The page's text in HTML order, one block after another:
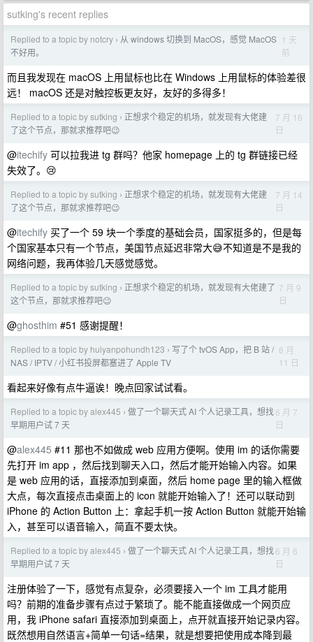
sutking's recent replies
Replied to a topic by notcry › 从 windows 切换到 MacOS，感觉 MacOS
不好用。
1 天
前
而且我发现在 macOS 上用鼠标也比在 Windows 上用鼠标的体验差很
远！ macOS 还是对触控板更友好，友好的多得多！
Replied to a topic by sutking › 正想求个稳定的机场，就发现有大佬建
了这个节点，那就求推荐吧😉
7 月 16
日
@itechify 可以拉我进 tg 群吗？他家 homepage 上的 tg 群链接已经
失效了。😢
Replied to a topic by sutking › 正想求个稳定的机场，就发现有大佬建
了这个节点，那就求推荐吧😉
7 月 14
日
@itechify 买了一个 59 块一个季度的基础会员，国家挺多的，但是每
个国家基本只有一个节点，美国节点延迟非常大😅不知道是不是我的
网络问题，我再体验几天感觉感觉。
Replied to a topic by sutking › 正想求个稳定的机场，就发现有大佬建了
这个节点，那就求推荐吧😉
7 月 9
日
@ghosthim #51 感谢提醒！
Replied to a topic by huiyanpohundh123 › 写了个 tvOS App，把 B 站 /
NAS / IPTV / 小红书投屏都塞进了 Apple TV
6 月
11 日
看起来好像有点牛逼诶！晚点回家试试看。
Replied to a topic by alex445 › 做了一个聊天式 AI 个人记录工具，想找
早期用户试 7 天
6 月 7
日
@alex445 #11 那也不如做成 web 应用方便啊。使用 im 的话你需要
先打开 im app ，然后找到聊天入口，然后才能开始输入内容。如果
是 web 应用的话，直接添加到桌面，然后 home page 里的输入框做
大点，每次直接点击桌面上的 icon 就能开始输入了！还可以联动到
iPhone 的 Action Button 上：拿起手机一按 Action Button 就能开始输
入，甚至可以语音输入，简直不要太快。
Replied to a topic by alex445 › 做了一个聊天式 AI 个人记录工具，想找
早期用户试 7 天
6 月 6
日
注册体验了一下，感觉有点复杂，必须要接入一个 im 工具才能用
吗？前期的准备步骤有点过于繁琐了。能不能直接做成一个网页应
用，我 iPhone safari 直接添加到桌面上，点开就直接开始记录内容。
既然想用自然语言+简单一句话=结果，就是想要把使用成本降到最